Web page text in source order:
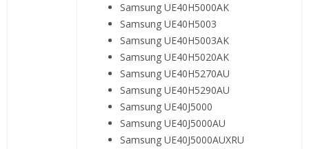
Samsung UE40H5000AK
Samsung UE40H5003
Samsung UE40H5003AK
Samsung UE40H5020AK
Samsung UE40H5270AU
Samsung UE40H5290AU
Samsung UE40J5000
Samsung UE40J5000AU
Samsung UE40J5000AUXRU